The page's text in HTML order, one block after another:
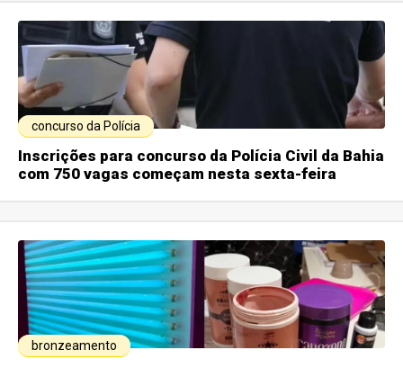
concurso da Polícia
Inscrições para concurso da Polícia Civil da Bahia
com 750 vagas começam nesta sexta-feira
bronzeamento